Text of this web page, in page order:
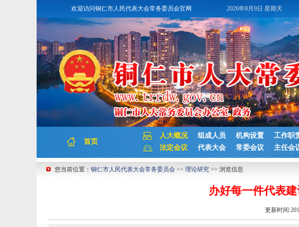
欢迎访问铜仁市人民代表大会常务委员会官网 2026年8月9日 星期天
首页
人大概况 组成人员 机构设置
工作职
法定会议
代表大会 常委会议 主任会
您当前位置： 铜仁市人民代表大会常务委员会>> 理论研究>> 浏览信息
办好每一件代表
更新时间